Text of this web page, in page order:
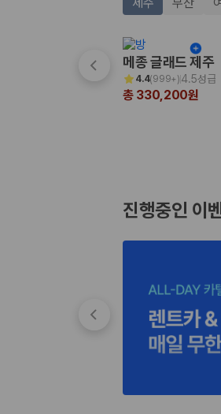
메종 글래드 제주
4.4(999+)4.5성급
총 330,200원
진행중인 이